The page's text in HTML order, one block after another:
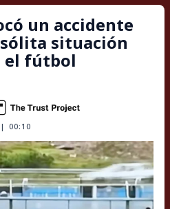
un accidente
situación
el fútbol
| 00:10